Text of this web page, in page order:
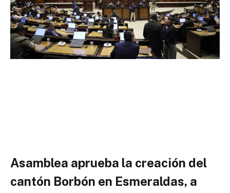
Asamblea aprueba la creación del
cantón Borbón en Esmeraldas, a